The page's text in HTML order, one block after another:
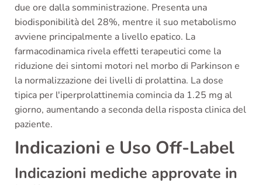
due ore dalla somministrazione. Presenta una
biodisponibilità del 28%, mentre il suo metabolismo
avviene principalmente a livello epatico. La
farmacodinamica rivela effetti terapeutici come la
riduzione dei sintomi motori nel morbo di Parkinson e
la normalizzazione dei livelli di prolattina. La dose
tipica per l'iperprolattinemia comincia da 1.25 mg al
giorno, aumentando a seconda della risposta clinica del
paziente.
Indicazioni e Uso Off-Label
Indicazioni mediche approvate in